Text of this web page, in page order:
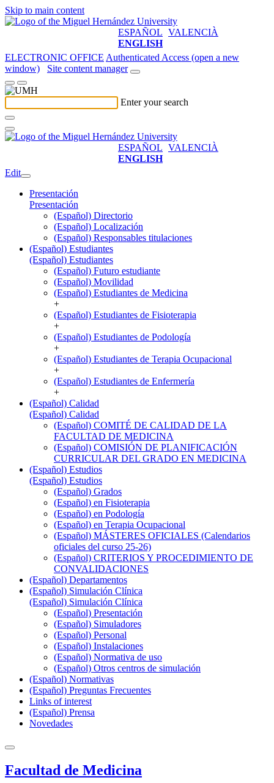
Skip to main content
ESPAÑOL VALENCIÀ
ENGLISH
ELECTRONIC OFFICE Authenticated Access (open a new
window)
Site content manager
Enter your search
ESPAÑOL VALENCIÀ
ENGLISH
Edit
Presentación
Presentación
(Español) Directorio
(Español) Localización
(Español) Responsables titulaciones
(Español) Estudiantes
(Español) Estudiantes
(Español) Futuro estudiante
(Español) Movilidad
(Español) Estudiantes de Medicina
+
(Español) Estudiantes de Fisioterapia
+
(Español) Estudiantes de Podología
+
(Español) Estudiantes de Terapia Ocupacional
+
(Español) Estudiantes de Enfermería
+
(Español) Calidad
(Español) Calidad
(Español) COMITÉ DE CALIDAD DE LA
FACULTAD DE MEDICINA
(Español) COMISIÓN DE PLANIFICACIÓN
CURRICULAR DEL GRADO EN MEDICINA
(Español) Estudios
(Español) Estudios
(Español) Grados
(Español) en Fisioterapia
(Español) en Podología
(Español) en Terapia Ocupacional
(Español) MÁSTERES OFICIALES (Calendarios
oficiales del curso 25-26)
(Español) CRITERIOS Y PROCEDIMIENTO DE
CONVALIDACIONES
(Español) Departamentos
(Español) Simulación Clínica
(Español) Simulación Clínica
(Español) Presentación
(Español) Simuladores
(Español) Personal
(Español) Instalaciones
(Español) Normativa de uso
(Español) Otros centros de simulación
(Español) Normativas
(Español) Preguntas Frecuentes
Links of interest
(Español) Prensa
Novedades
Facultad de Medicina